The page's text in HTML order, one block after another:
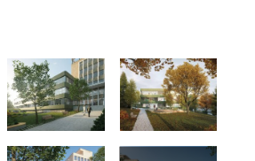
kování MPK Securo - MP
KOVÁNÍ